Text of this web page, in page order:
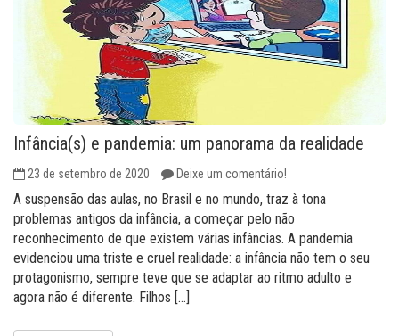
Infância(s) e pandemia: um panorama da realidade
23 de setembro de 2020 Deixe um comentário!
A suspensão das aulas, no Brasil e no mundo, traz à tona
problemas antigos da infância, a começar pelo não
reconhecimento de que existem várias infâncias. A pandemia
evidenciou uma triste e cruel realidade: a infância não tem o seu
protagonismo, sempre teve que se adaptar ao ritmo adulto e
agora não é diferente. Filhos […]